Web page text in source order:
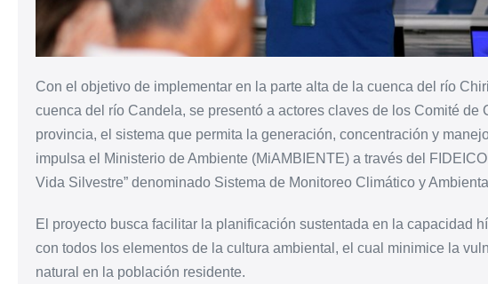
Con el objetivo de implementar en la parte alta de la cuenca del río
cuenca del río Candela, se presentó a actores claves de los Comité de
provincia, el sistema que permita la generación, concentración y
impulsa el Ministerio de Ambiente (MiAMBIENTE) a través del
Vida Silvestre” denominado Sistema de Monitoreo Climático y
El proyecto busca facilitar la planificación sustentada en la capacidad
con todos los elementos de la cultura ambiental, el cual minimice la
natural en la población residente.